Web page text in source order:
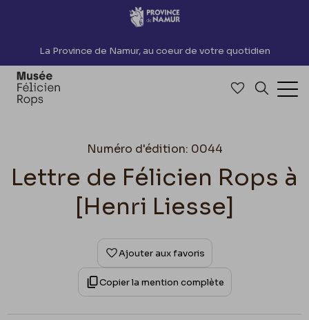
Accèder directement au contenu
La Province de Namur, au coeur de votre quotidien
Accéder à
Numéro d'édition: 0044
Lettre de Félicien Rops à
[Henri Liesse]
Ajouter aux favoris
Copier la mention complète